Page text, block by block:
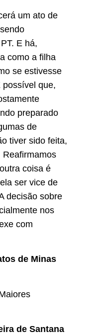
um ato de
E há,
como a filha
se estivesse
possível que,
preparado
de
tiver sido feita,
Reafirmamos
coisa é
ser vice de
decisão sobre
nos
com
de Minas
de Santana